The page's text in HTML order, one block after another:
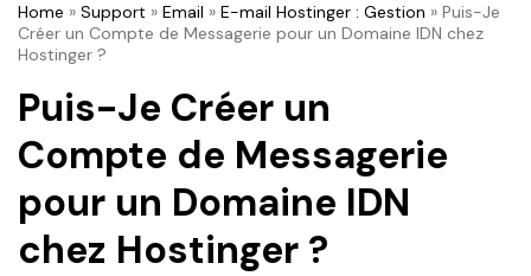
Home » Support » Email » E-mail Hostinger : Gestion » Puis-Je
Créer un Compte de Messagerie pour un Domaine IDN chez
Hostinger ?
Puis-Je Créer un
Compte de Messagerie
pour un Domaine IDN
chez Hostinger ?